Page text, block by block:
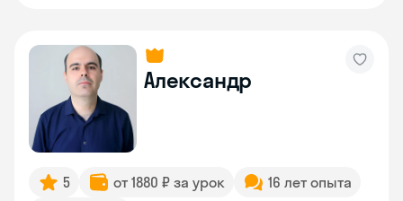
Александр
5 от 1880 ₽ за урок 16 лет опыта